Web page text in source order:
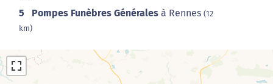
5 Pompes Funèbres Générales à Rennes (12
km)